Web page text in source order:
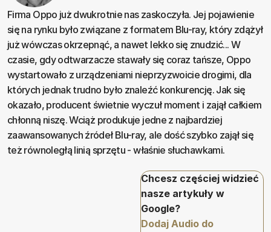
Firma Oppo już dwukrotnie nas zaskoczyła. Jej pojawienie
się na rynku było związane z formatem Blu-ray, który zdążył
już wówczas okrzepnąć, a nawet lekko się znudzić... W
czasie, gdy odtwarzacze stawały się coraz tańsze, Oppo
wystartowało z urządzeniami nieprzyzwoicie drogimi, dla
których jednak trudno było znaleźć konkurencję. Jak się
okazało, producent świetnie wyczuł moment i zajął całkiem
chłonną niszę. Wciąż produkuje jedne z najbardziej
zaawansowanych źródeł Blu-ray, ale dość szybko zajął się
też równoległą linią sprzętu - właśnie słuchawkami.
Chcesz częściej widzieć
nasze artykuły w
Google?
Dodaj Audio do